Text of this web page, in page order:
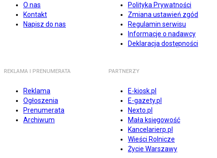
O nas
Kontakt
Napisz do nas
Polityka Prywatności
Zmiana ustawień zgód
Regulamin serwisu
Informacje o nadawcy
Deklaracja dostępności
REKLAMA I PRENUMERATA
Reklama
Ogłoszenia
Prenumerata
Archiwum
PARTNERZY
E-kiosk.pl
E-gazety.pl
Nexto.pl
Mała księgowość
Kancelarierp.pl
Wieści Rolnicze
Życie Warszawy